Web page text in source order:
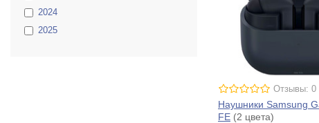
2024
2025
Отзывы: 0
Наушники Samsung
FE (2 цвета)